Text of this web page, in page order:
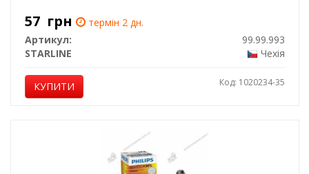
57 грн
термін 2 дн.
Артикул:
99.99.993
STARLINE
Чехія
КУПИТИ Код: 1020234-35